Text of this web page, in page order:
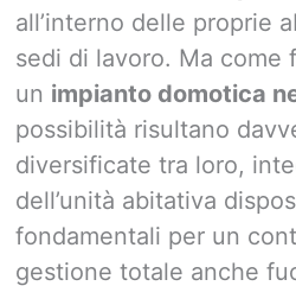
all’interno delle proprie
sedi di lavoro. Ma come
un impianto domotica
possibilità risultano
diversificate tra loro,
dell’unità abitativa
fondamentali per un
gestione totale anche